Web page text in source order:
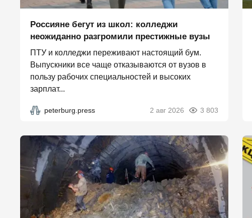
Россияне бегут из школ: колледжи
неожиданно разгромили престижные вузы
ПТУ и колледжи переживают настоящий бум.
Выпускники все чаще отказываются от вузов в
пользу рабочих специальностей и высоких
зарплат...
peterburg.press 2 авг 2026 3 803